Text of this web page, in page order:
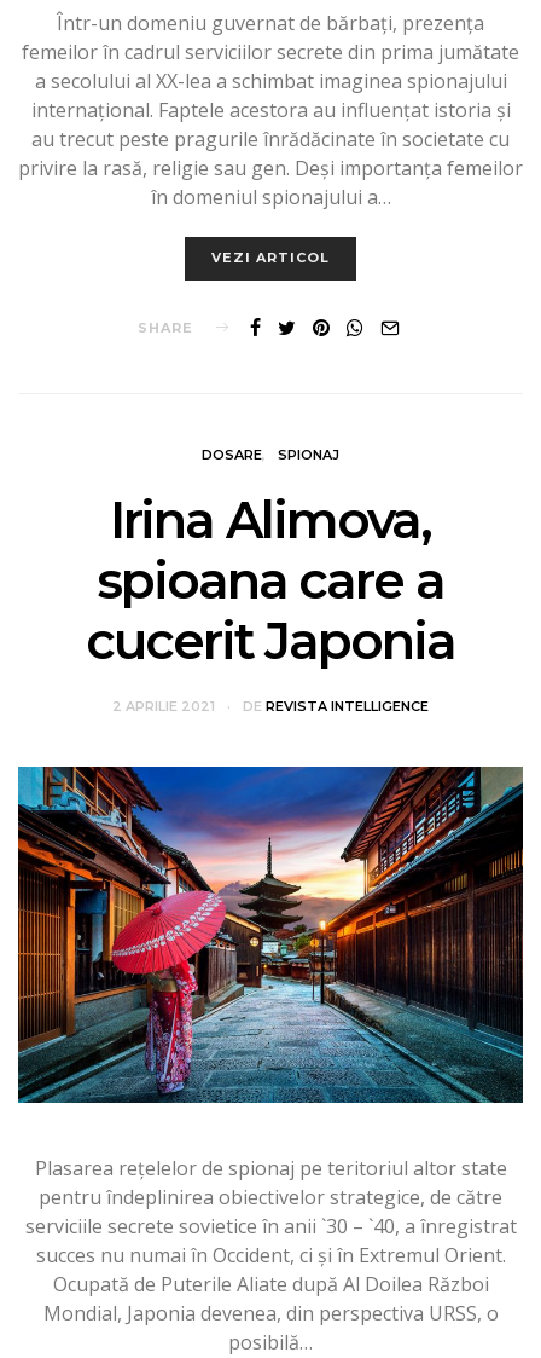
Într-un domeniu guvernat de bărbați, prezența
femeilor în cadrul serviciilor secrete din prima jumătate
a secolului al XX-lea a schimbat imaginea spionajului
internațional. Faptele acestora au influențat istoria și
au trecut peste pragurile înrădăcinate în societate cu
privire la rasă, religie sau gen. Deși importanța femeilor
în domeniul spionajului a…
VEZI ARTICOL
SHARE
DOSARE SPIONAJ
Irina Alimova,
spioana care a
cucerit Japonia
2 APRILIE 2021 DE REVISTA INTELLIGENCE
Plasarea rețelelor de spionaj pe teritoriul altor state
pentru îndeplinirea obiectivelor strategice, de către
serviciile secrete sovietice în anii `30 – `40, a înregistrat
succes nu numai în Occident, ci și în Extremul Orient.
Ocupată de Puterile Aliate după Al Doilea Război
Mondial, Japonia devenea, din perspectiva URSS, o
posibilă…